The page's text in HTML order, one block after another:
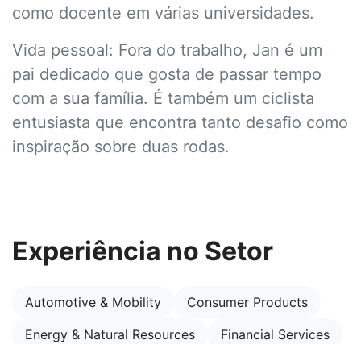
como docente em várias universidades.
Vida pessoal: Fora do trabalho, Jan é um
pai dedicado que gosta de passar tempo
com a sua família. É também um ciclista
entusiasta que encontra tanto desafio como
inspiração sobre duas rodas.
Experiência no Setor
Automotive & Mobility
Consumer Products
Energy & Natural Resources
Financial Services